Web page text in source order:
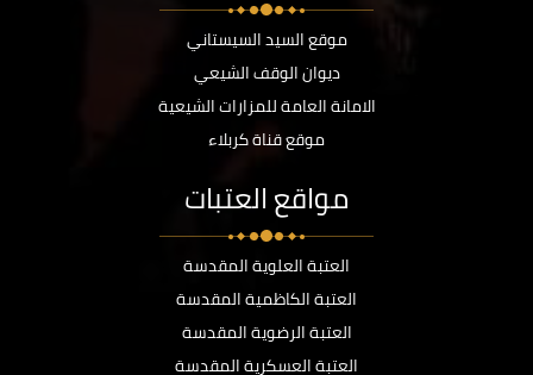
موقع السيد السيستاني
ديوان الوقف الشيعي
الامانة العامة للمزارات الشيعية
موقع قناة كربلاء
مواقع العتبات
العتبة العلوية المقدسة
العتبة الكاظمية المقدسة
العتبة الرضوية المقدسة
العتبة العسكرية المقدسة